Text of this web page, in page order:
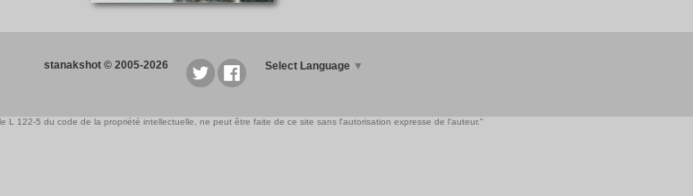
stanakshot © 2005-2026 Select Language ▼
L 122-5 du code de la propriété intellectuelle, ne peut être faite de ce site sans l'autorisation expresse de l'auteur."